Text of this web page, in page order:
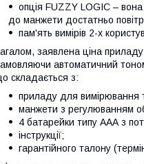
опція FUZZY LOGIC –
до манжети достатньо
пам'ять вимірів 2-х
заявлена ціна приладу
автоматичний
складається з:
приладу для вимірювання
манжети з регулюванням
4 батарейки типу ААА з
інструкції;
гарантійного талону